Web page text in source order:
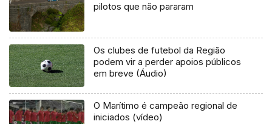
pilotos que não pararam
Os clubes de futebol da Região
podem vir a perder apoios públicos
em breve (Áudio)
O Marítimo é campeão regional de
iniciados (vídeo)